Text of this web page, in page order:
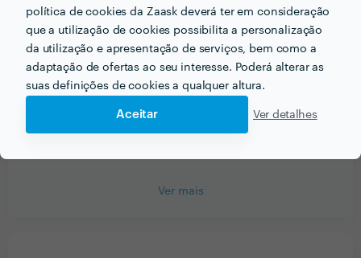
política de cookies da Zaask deverá ter em consideração
que a utilização de cookies possibilita a personalização
da utilização e apresentação de serviços, bem como a
adaptação de ofertas ao seu interesse. Poderá alterar as
suas definições de cookies a qualquer altura.
Aceitar Ver detalhes
Edição e Revisão de Texto
30 Mai 2020
A Daniela além de ter feito um excelente trabalho, foi
sempre muito atenciosa e com bastante atenção aos
detalhes. Mostrou-se sempre preocupada com a minha
intenção. Recomendo a 100%.
Ver mais